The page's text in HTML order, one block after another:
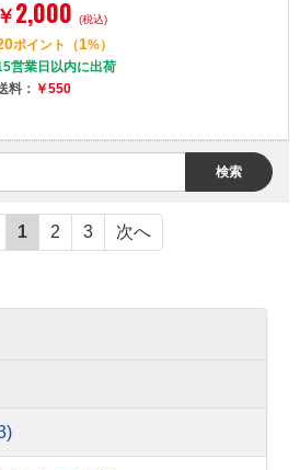
￥ 2,000 (税込)
ポイント （1%）
営業日以内に出荷
料： ￥550
検索
1 2 3 次へ